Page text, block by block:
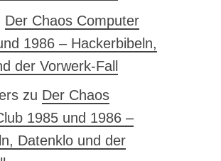
Der Chaos Computer
1986 – Hackerbibeln,
der Vorwerk-Fall
zu Der Chaos
1985 und 1986 –
Datenklo und der